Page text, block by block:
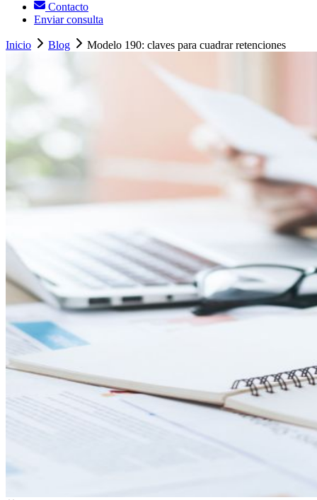
Contacto
Enviar consulta
Inicio Blog Modelo 190: claves para cuadrar retenciones